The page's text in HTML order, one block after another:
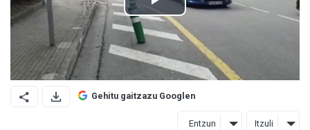
Gehitu gaitzazu Googlen
Entzun Itzuli